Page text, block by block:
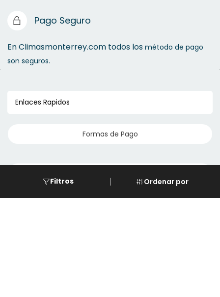
Ordenar por
Filtros
Pago Seguro
En Climasmonterrey.com todos los método de pago
son seguros.
Enlaces Rapidos
Formas de Pago